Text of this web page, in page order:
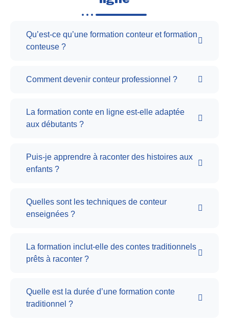
Qu’est-ce qu’une formation conteur et formation
conteuse ?
Comment devenir conteur professionnel ?
La formation conte en ligne est-elle adaptée
aux débutants ?
Puis-je apprendre à raconter des histoires aux
enfants ?
Quelles sont les techniques de conteur
enseignées ?
La formation inclut-elle des contes traditionnels
prêts à raconter ?
Quelle est la durée d’une formation conte
traditionnel ?